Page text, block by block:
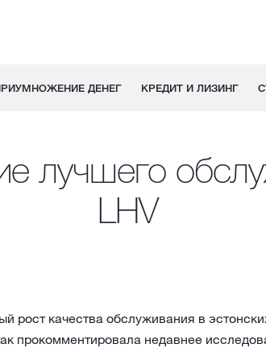
ДЕНЕГ КРЕДИТ И ЛИЗИНГ
лучшего
LHV
рост качества обслуживания в
прокомментировала недавнее